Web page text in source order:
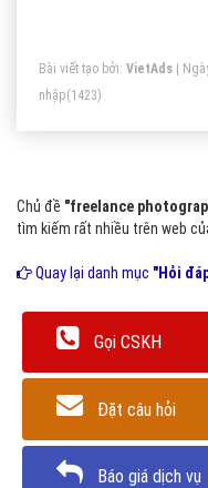
Bài viết tạo bởi: VietAds |
nhập(1423)
Chủ đề "freelance
tìm kiếm rất nhiều trên web
Quay lại danh mục "Hỏi
Gọi CSKH
Đặt câu hỏi
Báo giá dịch vụ